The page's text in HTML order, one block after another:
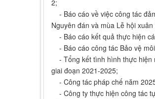
2;
- Báo cáo về việc công tác
Nguyên đán và mùa Lễ hội
- Báo cáo kết quả thực hiện
- Báo cáo công tác Bảo vệ
- Tổng kết tình hình thực hiện
giai đoạn 2021-2025;
- Công tác pháp chế năm
- Công ty thực hiện công tác